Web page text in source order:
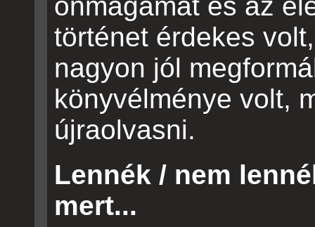
történet érdekes
nagyon jól
könyvélménye volt,
újraolvasni.
Lennék / nem
mert...